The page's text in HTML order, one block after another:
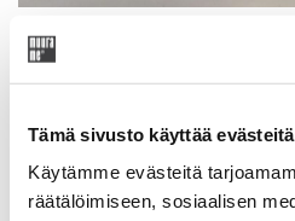
Tämä sivusto käyttää evästeitä
Käytämme evästeitä
räätälöimiseen, sosiaalisen
paketissa olleita
2004 laatikostoja.